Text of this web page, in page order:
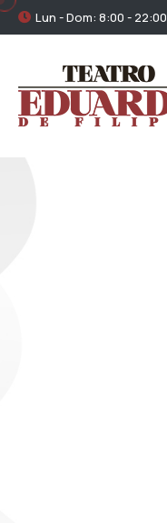
Lun - Dom: 8:00 - 22:00